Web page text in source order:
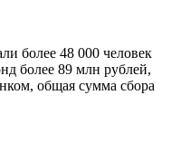
более 48 000 человек
более 89 млн рублей,
общая сумма сбора